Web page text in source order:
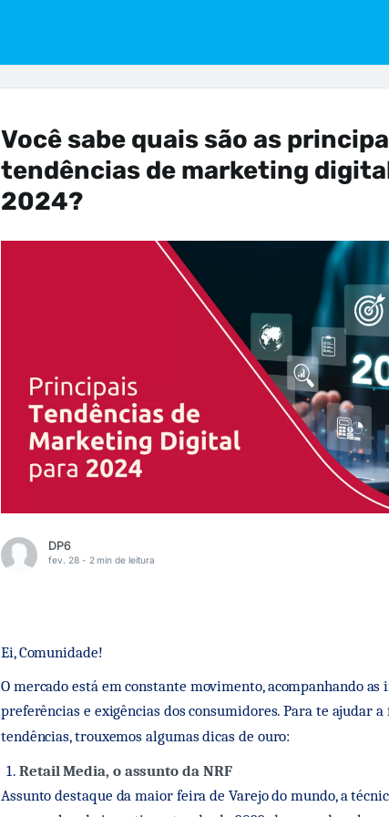
Você sabe quais são as
tendências de marketing
2024?
DP6
fev. 28 - 2 min de leitura
Ei, Comunidade!
O mercado está em constante movimento, acompanhando as
preferências e exigências dos consumidores. Para te ajudar
tendências, trouxemos algumas dicas de ouro:
Retail Media, o assunto da NRF
Assunto destaque da maior feira de Varejo do mundo, a